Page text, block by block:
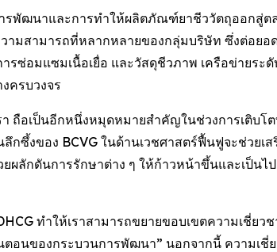
รพัฒนาและการทำให้ผลิตภัณฑ์ยาชีววัตถุออกสู่ต
ามสามารถที่หลากหลายของกลุ่มบริษัท ซึ่งต่อยอ
รซ่อมแซมเนื้อเยื่อ และวัสดุชีวภาพ เครือข่ายระ
ครบวงจร
ถือเป็นอีกหนึ่งหมุดหมายสำคัญในช่วงการเติบโต
ซึ้งของ BCVG ในด้านเวชศาสตร์ฟื้นฟูจะช่วยเ
กดันการรักษาต่าง ๆ ให้ก้าวหน้าขึ้นและเป็นไป
ทำให้เราสามารถขยายขอบเขตความเชี่ย
อนของกระบวนการพัฒนา” นอกจากนี้ ความเชี่